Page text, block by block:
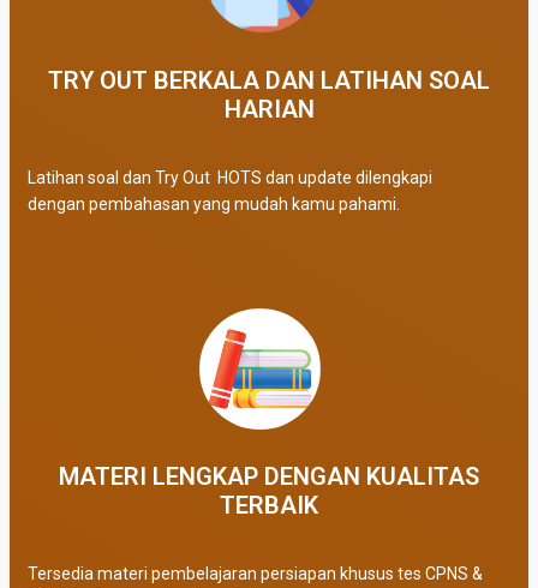
TRY OUT BERKALA DAN LATIHAN SOAL
HARIAN
Latihan soal dan Try Out HOTS dan update dilengkapi
dengan pembahasan yang mudah kamu pahami.
MATERI LENGKAP DENGAN KUALITAS
TERBAIK​
Tersedia materi pembelajaran persiapan khusus tes CPNS &